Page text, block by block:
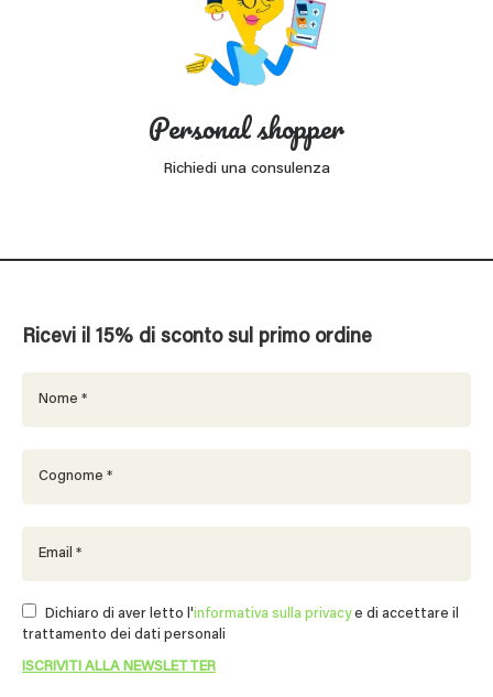
Personal shopper
Richiedi una consulenza
Ricevi il 15% di sconto sul primo ordine
Dichiaro di aver letto l'informativa sulla privacye di accettare il
trattamento dei dati personali